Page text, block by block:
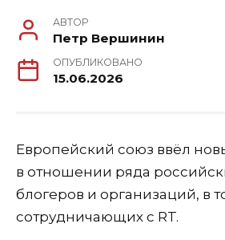
АВТОР
Петр Вершинин
ОПУБЛИКОВАНО
15.06.2026
Европейский союз ввёл
в отношении ряда
блогеров и организаций, в
сотрудничающих с RT.